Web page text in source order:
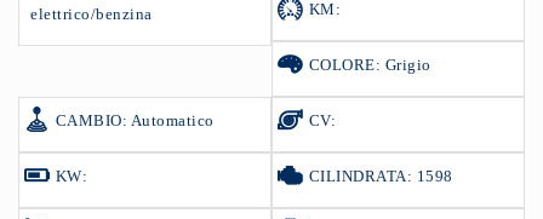
elettrico/benzina
KM:
COLORE: Grigio
CAMBIO: Automatico CV:
KW: CILINDRATA: 1598